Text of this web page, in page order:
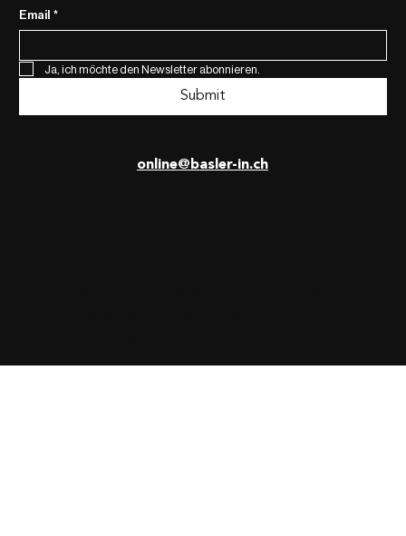
online@basler-in.ch
Email *
Ja, ich möchte den Newsletter abonnieren.
Submit